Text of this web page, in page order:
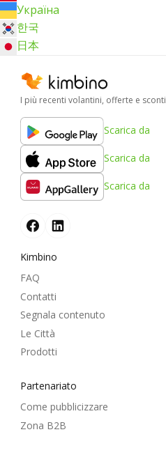
Україна
한국
日本
I più recenti volantini, offerte e sconti
Scarica da
Scarica da
Scarica da
Kimbino
FAQ
Contatti
Segnala contenuto
Le Città
Prodotti
Partenariato
Come pubblicizzare
Zona B2B